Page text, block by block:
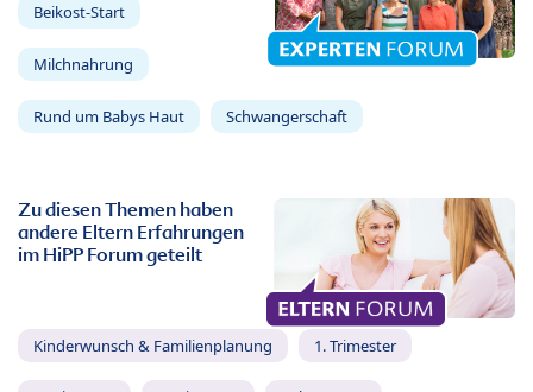
Beikost-Start
Milchnahrung
Rund um Babys Haut Schwangerschaft
Zu diesen Themen haben
andere Eltern Erfahrungen
im HiPP Forum geteilt
Kinderwunsch & Familienplanung 1. Trimester